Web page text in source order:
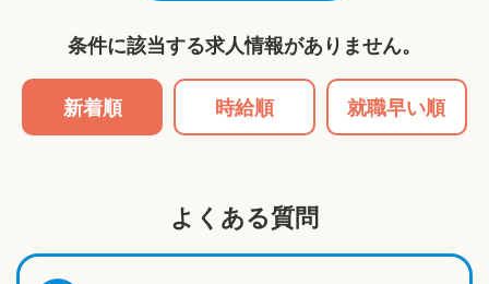
条件に該当する求人情報がありません。
新着順 時給順 就職早い順
よくある質問